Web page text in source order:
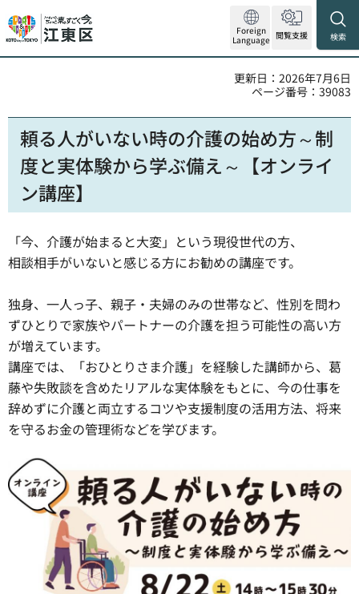
Foreign
Language 閲覧支援 検索
更新日：2026年7月6日
ページ番号：39083
頼る人がいない時の介護の始め方～制
度と実体験から学ぶ備え～【オンライ
ン講座】
「今、介護が始まると大変」という現役世代の方、
相談相手がいないと感じる方にお勧めの講座です。
独身、一人っ子、親子・夫婦のみの世帯など、性別を問わ
ずひとりで家族やパートナーの介護を担う可能性の高い方
が増えています。
講座では、「おひとりさま介護」を経験した講師から、葛
藤や失敗談を含めたリアルな実体験をもとに、今の仕事を
辞めずに介護と両立するコツや支援制度の活用方法、将来
を守るお金の管理術などを学びます。